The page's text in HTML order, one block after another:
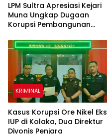
LPM Sultra Apresiasi Kejari
Muna Ungkap Dugaan
Korupsi Pembangunan
KRIMINAL
Kasus Korupsi Ore Nikel Eks
IUP di Kolaka, Dua Direktur
Divonis Penjara